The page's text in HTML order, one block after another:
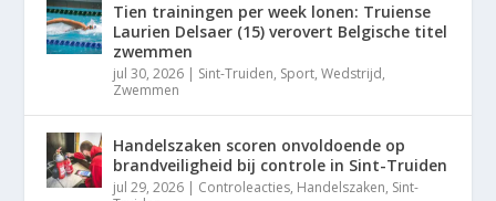
Tien trainingen per week lonen: Truiense
Laurien Delsaer (15) verovert Belgische titel
zwemmen
jul 30, 2026 | Sint-Truiden, Sport,Wedstrijd,
Zwemmen
Handelszaken scoren onvoldoende op
brandveiligheid bij controle in Sint-Truiden
jul 29, 2026 | Controleacties, Handelszaken, Sint-